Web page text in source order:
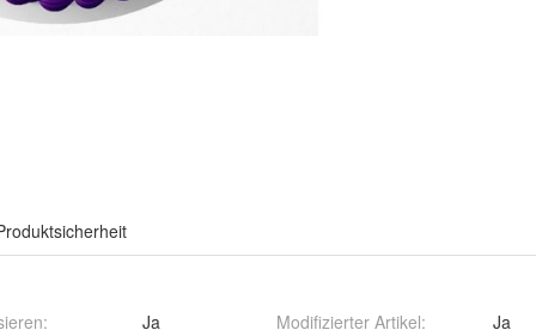
:
Ja
Modifizierter Artikel:
Ja